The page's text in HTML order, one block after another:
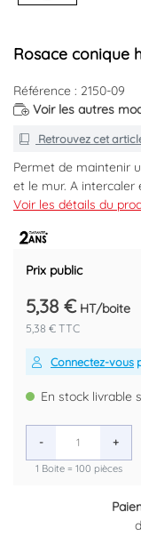
Rosace
Référence : 2150-09
Voir les autres
Retrouvez cet
Permet de maintenir
et le mur. A intercaler
Code EAN :
Voir les détails du
Prix public
5,38 € HT/boite
5,38 € TTC
Connectez-vous
En stock livrable
- +
1 Boite = 100 pièces